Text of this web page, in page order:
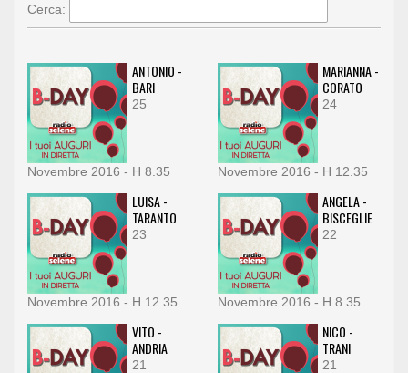
Cerca:
ANTONIO -
BARI
25
Novembre 2016 - H 8.35
MARIANNA -
CORATO
24
Novembre 2016 - H 12.35
LUISA -
TARANTO
23
Novembre 2016 - H 12.35
ANGELA -
BISCEGLIE
22
Novembre 2016 - H 8.35
VITO -
ANDRIA
21
NICO -
TRANI
21